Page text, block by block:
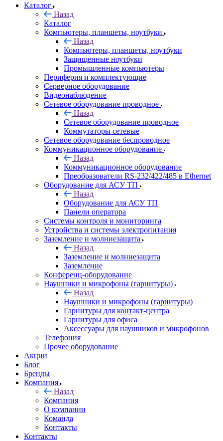
Каталог
Назад
Каталог
Компьютеры, планшеты, ноутбуки
Назад
Компьютеры, планшеты, ноутбуки
Защищенные ноутбуки
Промышленные компьютеры
Периферия и комплектующие
Серверное оборудование
Видеонаблюдение
Сетевое оборудование проводное
Назад
Сетевое оборудование проводное
Коммутаторы сетевые
Сетевое оборудование беспроводное
Коммуникационное оборудование
Назад
Коммуникационное оборудование
Преобразователи RS-232/422/485 в Ethernet
Оборудование для АСУ ТП
Назад
Оборудование для АСУ ТП
Панели оператора
Системы контроля и мониторинга
Устройства и системы электропитания
Заземление и молниезащита
Назад
Заземление и молниезащита
Заземление
Конференц-оборудование
Наушники и микрофоны (гарнитуры)
Назад
Наушники и микрофоны (гарнитуры)
Гарнитуры для контакт-центра
Гарнитуры для офиса
Аксессуары для наушников и микрофонов
Телефония
Прочее оборудование
Акции
Блог
Бренды
Компания
Назад
Компания
О компании
Команда
Контакты
Контакты